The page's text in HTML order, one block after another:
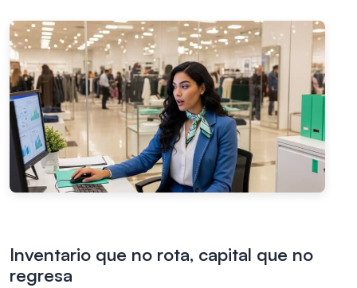
Inventario que no rota, capital que no
regresa